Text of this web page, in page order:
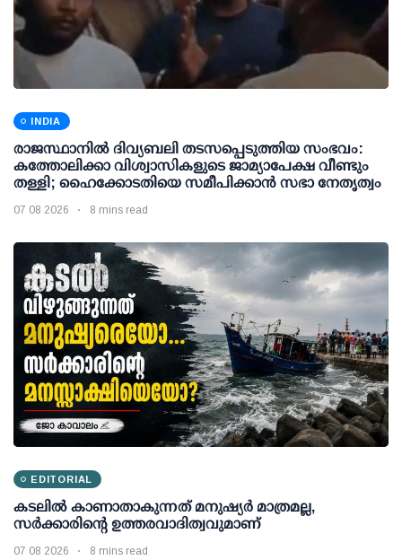
INDIA
രാജസ്ഥാനിൽ ദിവ്യബലി തടസപ്പെടുത്തിയ സംഭവം:
കത്തോലിക്കാ വിശ്വാസികളുടെ ജാമ്യാപേക്ഷ വീണ്ടും
തള്ളി; ഹൈക്കോടതിയെ സമീപിക്കാൻ സഭാ നേതൃത്വം
07 08 2026 8 mins read
EDITORIAL
കടലിൽ കാണാതാകുന്നത് മനുഷ്യർ മാത്രമല്ല,
സർക്കാരിന്റെ ഉത്തരവാദിത്വവുമാണ്
07 08 2026 8 mins read